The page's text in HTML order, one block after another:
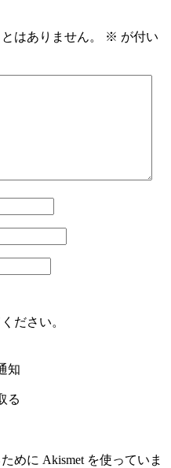
はありません。 ※ が付い
ださい。
知
る
めに Akismet を使っていま